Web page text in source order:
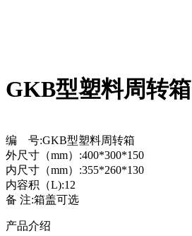
GKB型塑料周转箱
编 号:GKB型塑料周转箱
外尺寸（mm）:400*300*150
内尺寸（mm）:355*260*130
内容积（L):12
备 注:箱盖可选
产品介绍